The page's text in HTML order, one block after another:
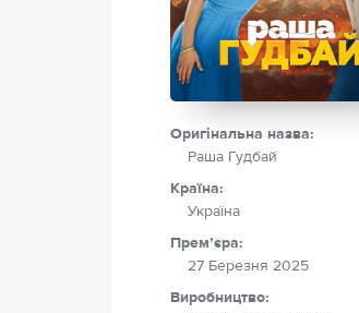
Оригінальна назва:
Раша Гудбай
Країна:
Україна
Прем’єра:
27 Березня 2025
Виробництво: